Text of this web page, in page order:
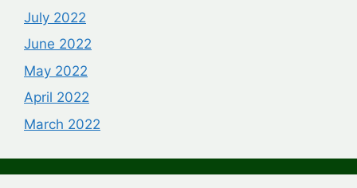
July 2022
June 2022
May 2022
April 2022
March 2022